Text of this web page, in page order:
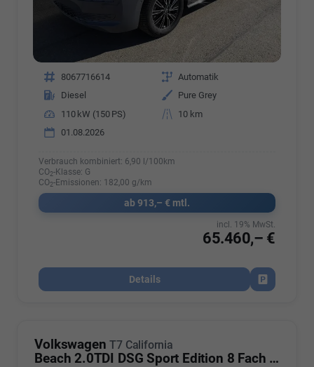
Fahrzeugnr. 8067716614 Getriebe Automatik
Kraftstoff
Diesel Außenfarbe
Pure Grey
Leistung
110 kW (150 PS) Kilometerstand
10 km
01.08.2026
Verbrauch kombiniert: 6,90 l/100km
CO2-Klasse: G
CO2-Emissionen: 182,00 g/km
ab 913,– € mtl.
65.460,– €
incl. 19% MwSt.
Details
Fahrzeug
Volkswagen T7 California
Beach 2.0TDI DSG Sport Edition 8 Fach GV5 Elegance+